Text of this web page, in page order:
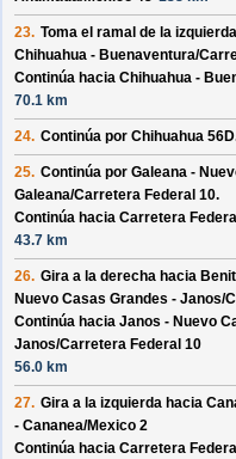
23. Toma el ramal de la
Chihuahua - Buenaventura/
Continúa hacia Chihuahua -
70.1 km
24. Continúa por Chihuahua 56D
25. Continúa por Galeana -
Galeana/Carretera Federal 10.
Continúa hacia Carretera
43.7 km
26. Gira a la derecha hacia
Nuevo Casas Grandes - Janos/
Continúa hacia Janos - Nuevo
Janos/Carretera Federal 10
56.0 km
27. Gira a la izquierda hacia
- Cananea/Mexico 2
Continúa hacia Carretera